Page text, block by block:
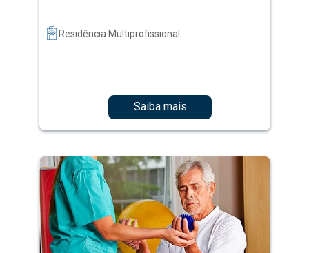
Residência Multiprofissional
Saiba mais